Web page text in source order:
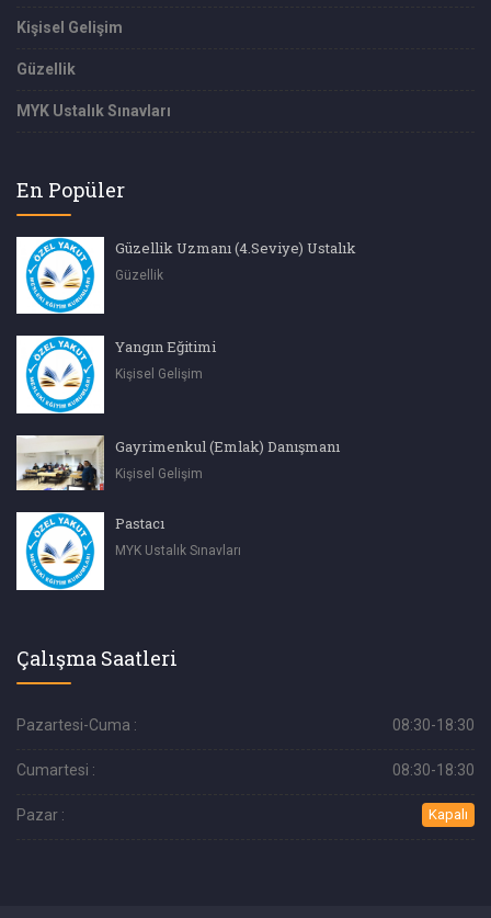
Kişisel Gelişim
Güzellik
MYK Ustalık Sınavları
En Popüler
Güzellik Uzmanı (4.Seviye) Ustalık
Güzellik
Yangın Eğitimi
Kişisel Gelişim
Gayrimenkul (Emlak) Danışmanı
Kişisel Gelişim
Pastacı
MYK Ustalık Sınavları
Çalışma Saatleri
Pazartesi-Cuma : 08:30-18:30
Cumartesi : 08:30-18:30
Pazar : Kapalı